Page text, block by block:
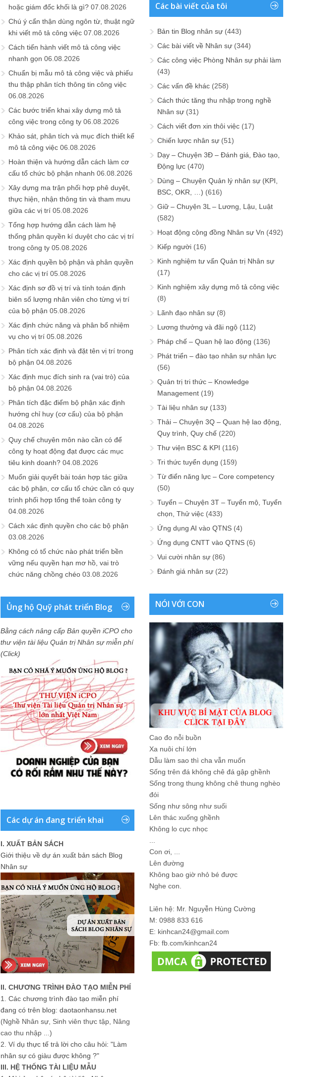
hoặc giám đốc khối là gì? 07.08.2026
Chú ý cẩn thận dùng ngôn từ, thuật ngữ
khi viết mô tả công việc 07.08.2026
Cách tiến hành viết mô tả công việc
nhanh gọn 06.08.2026
Chuẩn bị mẫu mô tả công việc và phiếu
thu thập phân tích thông tin công việc
06.08.2026
Các bước triển khai xây dựng mô tả
công việc trong công ty 06.08.2026
Khảo sát, phân tích và mục đích thiết kế
mô tả công việc 06.08.2026
Hoàn thiện và hướng dẫn cách làm cơ
cấu tổ chức bộ phận nhanh 06.08.2026
Xây dựng ma trận phối hợp phê duyệt,
thực hiện, nhận thông tin và tham mưu
giữa các vị trí 05.08.2026
Tổng hợp hướng dẫn cách làm hệ
thống phân quyền kí duyệt cho các vị trí
trong công ty 05.08.2026
Xác định quyền bộ phận và phân quyền
cho các vị trí 05.08.2026
Xác định sơ đồ vị trí và tính toán định
biên số lượng nhân viên cho từng vị trí
của bộ phận 05.08.2026
Xác định chức năng và phân bổ nhiệm
vụ cho vị trí 05.08.2026
Phân tích xác định và đặt tên vị trí trong
bộ phận 04.08.2026
Xác định mục đích sinh ra (vai trò) của
bộ phận 04.08.2026
Phân tích đặc điểm bộ phận xác định
hướng chỉ huy (cơ cấu) của bộ phận
04.08.2026
Quy chế chuyên môn nào cần có để
công ty hoạt động đạt được các mục
tiêu kinh doanh? 04.08.2026
Muốn giải quyết bài toán hợp tác giữa
các bộ phận, cơ cấu tổ chức cần có quy
trình phối hợp tổng thể toàn công ty
04.08.2026
Cách xác định quyền cho các bộ phận
03.08.2026
Không có tổ chức nào phát triển bền
vững nếu quyền hạn mơ hồ, vai trò
chức năng chồng chéo 03.08.2026
Ủng hộ Quỹ phát triển Blog
Bằng cách nâng cấp Bản quyền iCPO cho
thư viện tài liệu Quản trị Nhân sự miễn phí
(Click)
Các dự án đang triển khai
I. XUẤT BẢN SÁCH
Giới thiệu về dự án xuất bản sách Blog
Nhân sự
II. CHƯƠNG TRÌNH ĐÀO TẠO MIỄN PHÍ
1. Các chương trình đào tạo miễn phí
đang có trên blog: daotaonhansu.net
(Nghề Nhân sự, Sinh viên thực tập, Nâng
cao thu nhập ...)
2. Ví dụ thực tế trả lời cho câu hỏi: "Làm
nhân sự có giàu được không ?"
III. HỆ THỐNG TÀI LIỆU MẪU
Các bài viết của tôi
Bản tin Blog nhân sự (443)
Các bài viết về Nhân sự (344)
Các công việc Phòng Nhân sự phải làm
(43)
Các vấn đề khác (258)
Cách thức tăng thu nhập trong nghề
Nhân sự (31)
Cách viết đơn xin thôi việc (17)
Chiến lược nhân sự (51)
Dạy – Chuyện 3Đ – Đánh giá, Đào tạo,
Động lực (470)
Dùng – Chuyện Quản lý nhân sự (KPI,
BSC, OKR, …) (616)
Giữ – Chuyện 3L – Lương, Lậu, Luật
(582)
Hoạt động cộng đồng Nhân sự Vn (492)
Kiếp người (16)
Kinh nghiệm tư vấn Quản trị Nhân sự
(17)
Kinh nghiệm xây dựng mô tả công việc
(8)
Lãnh đạo nhân sự (8)
Lương thưởng và đãi ngộ (112)
Pháp chế – Quan hệ lao động (136)
Phát triển – đào tạo nhân sự nhân lực
(56)
Quản trị tri thức – Knowledge
Management (19)
Tài liệu nhân sự (133)
Thải – Chuyện 3Q – Quan hệ lao động,
Quy trình, Quy chế (220)
Thư viện BSC & KPI (116)
Tri thức tuyển dụng (159)
Từ điển năng lực – Core competency
(50)
Tuyển – Chuyện 3T – Tuyển mộ, Tuyển
chọn, Thử việc (433)
Ứng dụng AI vào QTNS (4)
Ứng dụng CNTT vào QTNS (6)
Vui cười nhân sự (86)
Đánh giá nhân sự (22)
NÓI VỚI CON
Cao đo nỗi buồn
Xa nuôi chí lớn
Dẫu làm sao thì cha vẫn muốn
Sống trên đá không chê đá gập ghềnh
Sống trong thung không chê thung nghèo
đói
Sống như sông như suối
Lên thác xuống ghềnh
Không lo cực nhọc
Con ơi, ...
Lên đường
Không bao giờ nhỏ bé được
Nghe con.
Liên hệ: Mr. Nguyễn Hùng Cường
M: 0988 833 616
E: kinhcan24@gmail.com
Fb: fb.com/kinhcan24